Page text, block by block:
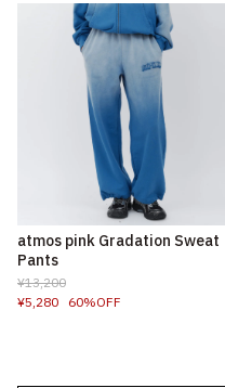
atmos pink Gradation Sweat
Pants
¥13,200
¥5,280
60%OFF